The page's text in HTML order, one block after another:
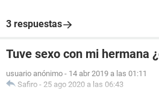
3 respuestas
Tuve sexo con mi hermana
usuario anónimo - 14 abr 2019 a las 01:11
Safiro - 25 ago 2020 a las 06:43